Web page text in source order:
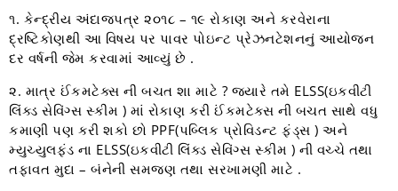
૧. કેન્દ્રીય અંદાજપત્ર ૨૦૧૮ – ૧૯ રોકાણ અને કરવેરાના
દ્રષ્ટિકોણથી આ વિષય પર પાવર પોઇન્ટ પ્રેઝનટેશનનું આયોજન
દર વર્ષની જેમ કરવામાં આવ્યું છે .
૨. માત્ર ઈંકમટેક્સ ની બચત શા માટે ? જયારે તમે ELSS(ઇકવીટી
લિંક્ડ સેવિંગ્સ સ્કીમ ) માં રોકાણ કરી ઈંકમટેક્સ ની બચત સાથે વધુ
કમાણી પણ કરી શકો છો PPF(પબ્લિક પ્રોવિડન્ટ ફંડ્સ ) અને
મ્યુચ્યુલફંડ ના ELSS(ઇકવીટી લિંક્ડ સેવિંગ્સ સ્કીમ ) ની વચ્ચે તથા
તફાવત મુદા – બંનેની સમજણ તથા સરખામણી માટે .